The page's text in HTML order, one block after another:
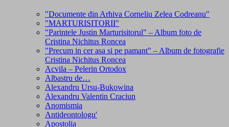
"Documente din Arhiva Corneliu Zelea Codreanu"
"MARTURISITORII"
"Parintele Justin Marturisitorul" – Album foto de
Cristina Nichitus Roncea
"Precum in cer asa si pe pamant" – Album de fotografie
Cristina Nichitus Roncea
Acvila – Pelerin Ortodox
Albastru de…
Alexandru Ursu-Bukowina
Alexandru Valentin Craciun
Anomismia
Antideontologu'
Apostolia